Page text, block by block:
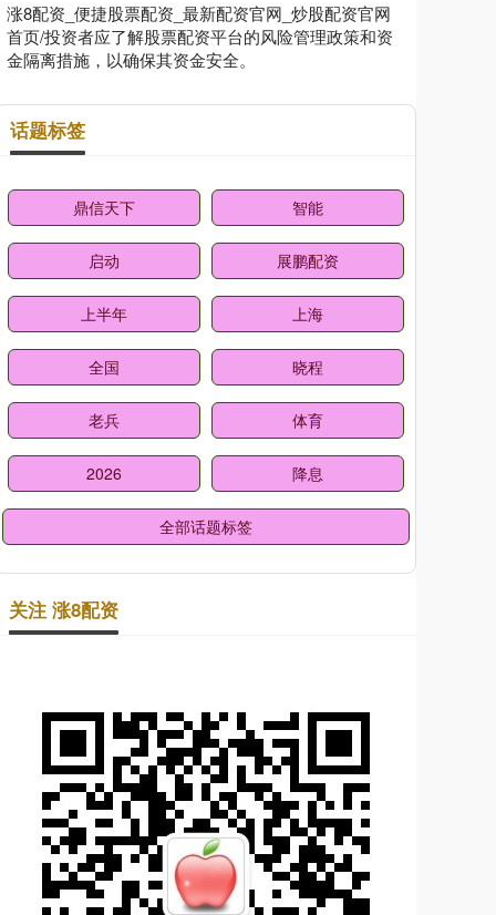
涨8配资_便捷股票配资_最新配资官网_炒股配资官网
首页/投资者应了解股票配资平台的风险管理政策和资
金隔离措施，以确保其资金安全。
话题标签
鼎信天下 智能
启动 展鹏配资
上半年 上海
全国 晓程
老兵 体育
2026 降息
全部话题标签
关注 涨8配资